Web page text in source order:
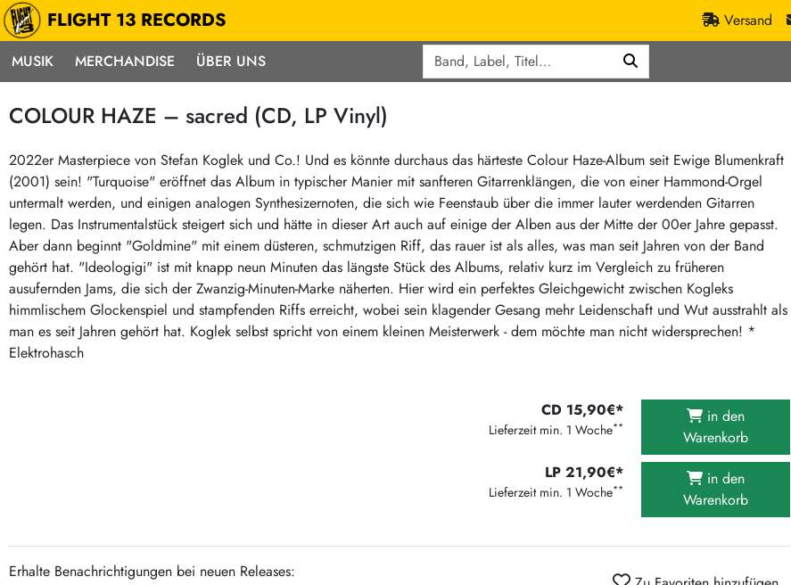
FLIGHT 13 RECORDS Versand
MUSIK
Musik
Alle Neuheiten
Pre-Order
Highlights
Exklusiv & Limitiert
Neu auf Lager
Sonderangebote
Midprice
Mehr…
deutschsprachig
Hardcore
Emo
Postpunk / New Wave
Punkrock
60s / Garage
Beat / Surf
60s / Garage / R´n´R
Gitarre
Electronic
Neoklassik
Abstract / Ambient
Electronic Goods
Reggae/Ska
Soul / Exotica / Jazz
Ska
Hiphop
Reggae / Dub
Crazysane Günstiger
Fuzzorama günstiger
Tapete Records günstiger
Sunny Sunny Bastards Summer 26
Warner Rockerwochen
Universal Vinyl Günstig
International Anthem Sommer 2026
375 Aktion Vinyl Q3 2026
Clouds Hill & Broken Silence-Sommer-Aktion
RSD 2026
FLIGHT 13 REC. SALE
MERCHANDISE ÜBER UNS
COLOUR HAZE – sacred (CD, LP Vinyl)
2022er Masterpiece von Stefan Koglek und Co.! Und es könnte durchaus das härteste Colour Haze-Album seit Ewige Blumenkraft
(2001) sein! "Turquoise" eröffnet das Album in typischer Manier mit sanfteren Gitarrenklängen, die von einer Hammond-Orgel
untermalt werden, und einigen analogen Synthesizernoten, die sich wie Feenstaub über die immer lauter werdenden Gitarren
legen. Das Instrumentalstück steigert sich und hätte in dieser Art auch auf einige der Alben aus der Mitte der 00er Jahre gepasst.
Aber dann beginnt "Goldmine" mit einem düsteren, schmutzigen Riff, das rauer ist als alles, was man seit Jahren von der Band
gehört hat. "Ideologigi" ist mit knapp neun Minuten das längste Stück des Albums, relativ kurz im Vergleich zu früheren
ausufernden Jams, die sich der Zwanzig-Minuten-Marke näherten. Hier wird ein perfektes Gleichgewicht zwischen Kogleks
himmlischem Glockenspiel und stampfenden Riffs erreicht, wobei sein klagender Gesang mehr Leidenschaft und Wut ausstrahlt als
man es seit Jahren gehört hat. Koglek selbst spricht von einem kleinen Meisterwerk - dem möchte man nicht widersprechen! *
Elektrohasch
CD 15,90€*
Lieferzeit min. 1 Woche**
in den
Warenkorb
LP 21,90€*
Lieferzeit min. 1 Woche**
in den
Warenkorb
Erhalte Benachrichtigungen bei neuen Releases: